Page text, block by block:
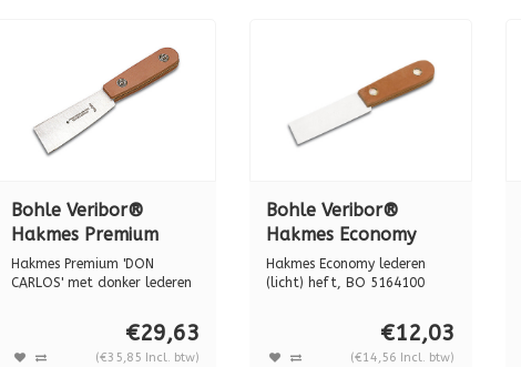
Bohle Veribor®
Hakmes Premium
"DON CARLOS"
lederen (donker)
Hakmes Premium 'DON
CARLOS' met donker lederen
€29,63
(€35,85 Incl. btw)
Bohle Veribor®
Hakmes Economy
lederen (licht) heft,
BO 5164100
Hakmes Economy lederen
(licht) heft, BO 5164100
€12,03
(€14,56 Incl. btw)